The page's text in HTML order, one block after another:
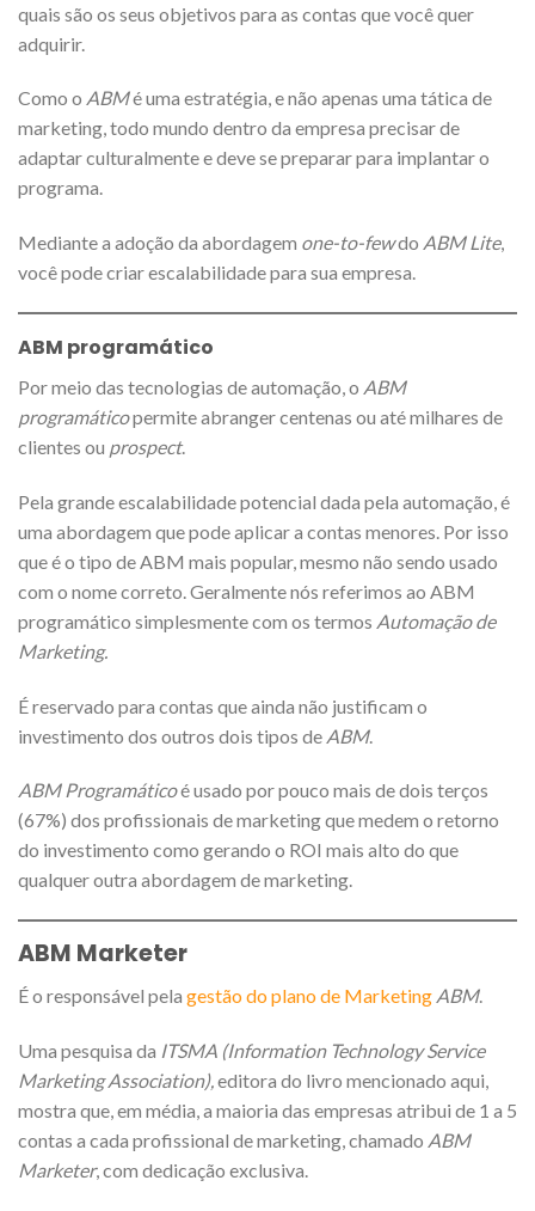
quais são os seus objetivos para as contas que você quer
adquirir.
Como o ABMé uma estratégia, e não apenas uma tática de
marketing, todo mundo dentro da empresa precisar de
adaptar culturalmente e deve se preparar para implantar o
programa.
Mediante a adoção da abordagem one-to-fewdo ABM Lite,
você pode criar escalabilidade para sua empresa.
ABM programático
Por meio das tecnologias de automação, o ABM
programáticopermite abranger centenas ou até milhares de
clientes ou prospect.
Pela grande escalabilidade potencial dada pela automação, é
uma abordagem que pode aplicar a contas menores. Por isso
que é o tipo de ABM mais popular, mesmo não sendo usado
com o nome correto. Geralmente nós referimos ao ABM
programático simplesmente com os termos Automação de
Marketing.
É reservado para contas que ainda não justificam o
investimento dos outros dois tipos de ABM.
ABM Programáticoé usado por pouco mais de dois terços
(67%) dos profissionais de marketing que medem o retorno
do investimento como gerando o ROI mais alto do que
qualquer outra abordagem de marketing.
ABM Marketer
É o responsável pela gestão do plano de Marketing ABM.
Uma pesquisa da ITSMA (Information Technology Service
Marketing Association), editora do livro mencionado aqui,
mostra que, em média, a maioria das empresas atribui de 1 a 5
contas a cada profissional de marketing, chamado ABM
Marketer, com dedicação exclusiva.